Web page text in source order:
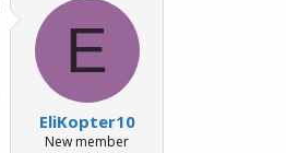
E
EliKopter10
New member